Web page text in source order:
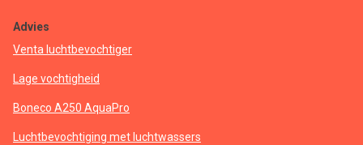
Advies
Venta luchtbevochtiger
Lage vochtigheid
Boneco A250 AquaPro
Luchtbevochtiging met luchtwassers